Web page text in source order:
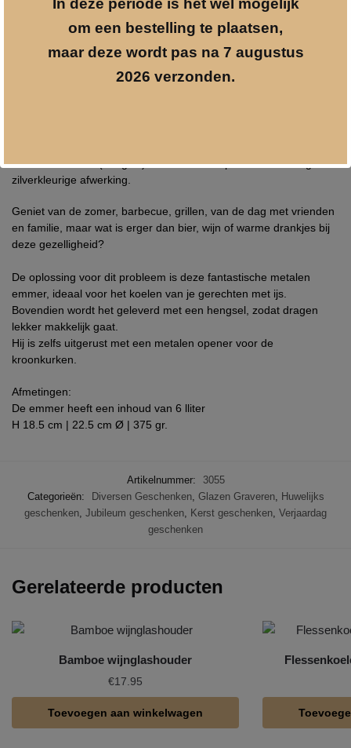
Inclusief handvat (hengsel) en aluminium opener met ketting in
zilverkleurige afwerking.
Geniet van de zomer, barbecue, grillen, van de dag met vrienden
en familie, maar wat is erger dan bier, wijn of warme drankjes bij
deze gezelligheid?
De oplossing voor dit probleem is deze fantastische metalen
emmer, ideaal voor het koelen van je gerechten met ijs.
Bovendien wordt het geleverd met een hengsel, zodat dragen
lekker makkelijk gaat.
Hij is zelfs uitgerust met een metalen opener voor de
kroonkurken.
Afmetingen:
De emmer heeft een inhoud van 6 lliter
H 18.5 cm | 22.5 cm Ø | 375 gr.
Artikelnummer:
3055
Categorieën:
Diversen Geschenken, Glazen Graveren, Huwelijks
geschenken, Jubileum geschenken, Kerst geschenken, Verjaardag
geschenken
Gerelateerde producten
Bamboe wijnglashouder
€17.95
Toevoegen aan winkelwagen
om een bestelling te plaatsen,
maar deze wordt pas na 7 augustus
2026 verzonden.